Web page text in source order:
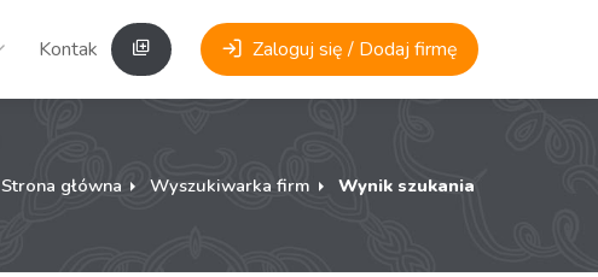
Kontakt Zaloguj się / Dodaj firmę
Strona główna Wyszukiwarka firm Wynik szukania